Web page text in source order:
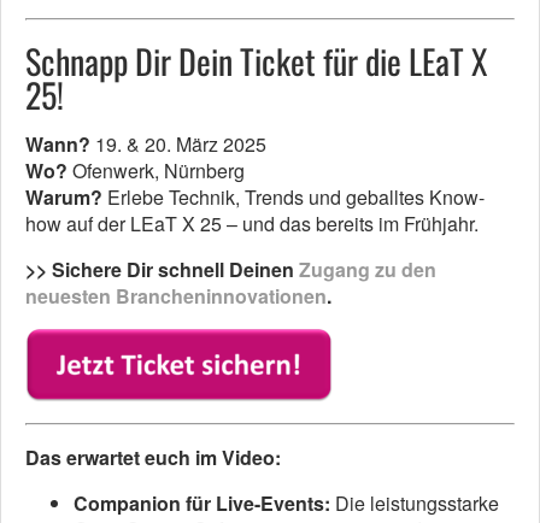
Schnapp Dir Dein Ticket für die LEaT X
25!
Wann? 19. & 20. März 2025
Wo? Ofenwerk, Nürnberg
Warum? Erlebe Technik, Trends und geballtes Know-
how auf der LEaT X 25 – und das bereits im Frühjahr.
>> Sichere Dir schnell Deinen Zugang zu den
neuesten Brancheninnovationen.
Das erwartet euch im Video:
Companion für Live-Events: Die leistungsstarke